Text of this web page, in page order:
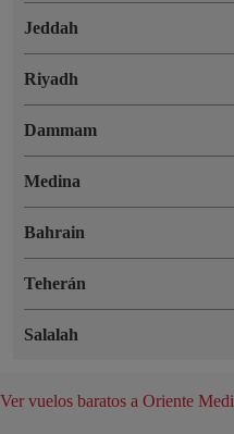
Jeddah
Riyadh
Dammam
Medina
Bahrain
Teherán
Salalah
Ver vuelos baratos a Oriente